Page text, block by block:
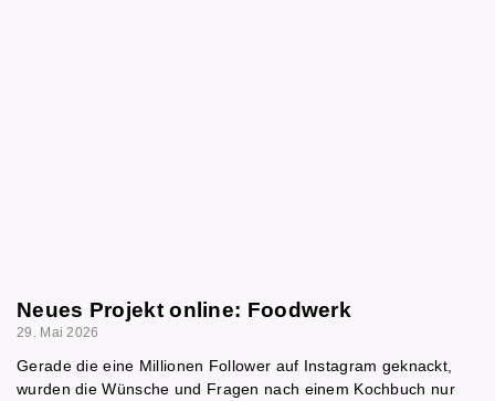
Neues Projekt online: Foodwerk
29. Mai 2026
Gerade die eine Millionen Follower auf Instagram geknackt,
wurden die Wünsche und Fragen nach einem Kochbuch nur